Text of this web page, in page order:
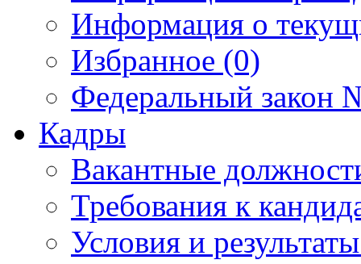
Информация о
Избранное (0)
Федеральный закон
Кадры
Вакантные
Требования к
Условия и